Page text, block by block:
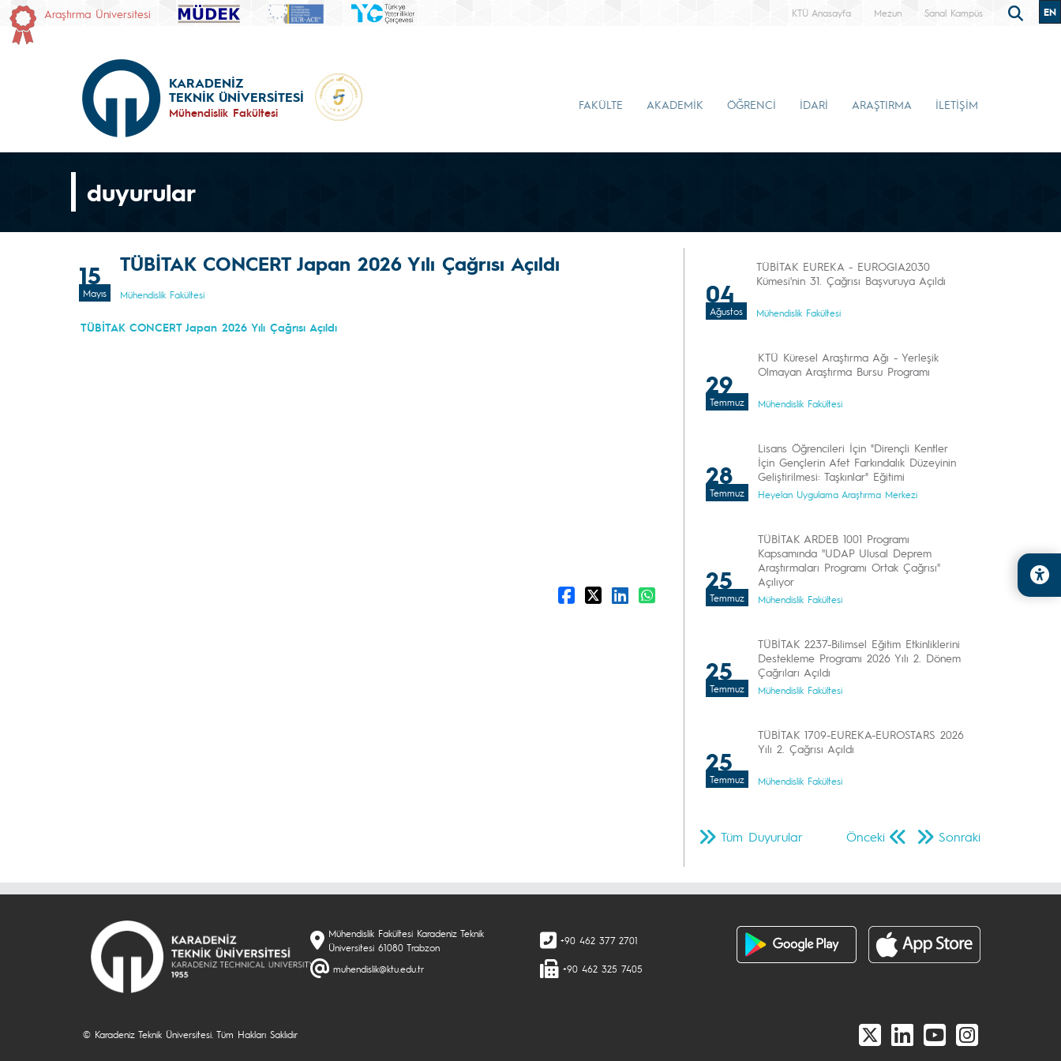
Araştırma Üniversitesi KTÜ Anasayfa Mezun Sanal Kampüs EN
KARADENİZ
TEKNİK ÜNİVERSİTESİ
Mühendislik Fakültesi
FAKÜLTE AKADEMİK ÖĞRENCİ İDARİ ARAŞTIRMA İLETİŞİM
duyurular
15
Mayıs
TÜBİTAK CONCERT Japan 2026 Yılı Çağrısı Açıldı
Mühendislik Fakültesi
TÜBİTAK CONCERT Japan 2026 Yılı Çağrısı Açıldı
04
Ağustos
TÜBİTAK EUREKA - EUROGIA2030
Kümesi'nin 31. Çağrısı Başvuruya Açıldı
Mühendislik Fakültesi
29
Temmuz
KTÜ Küresel Araştırma Ağı - Yerleşik
Olmayan Araştırma Bursu Programı
Mühendislik Fakültesi
28
Temmuz
Lisans Öğrencileri İçin "Dirençli Kentler
İçin Gençlerin Afet Farkındalık Düzeyinin
Geliştirilmesi: Taşkınlar" Eğitimi
Heyelan Uygulama Araştırma Merkezi
25
Temmuz
TÜBİTAK ARDEB 1001 Programı
Kapsamında ''UDAP Ulusal Deprem
Araştırmaları Programı Ortak Çağrısı''
Açılıyor
Mühendislik Fakültesi
25
Temmuz
TÜBİTAK 2237-Bilimsel Eğitim Etkinliklerini
Destekleme Programı 2026 Yılı 2. Dönem
Çağrıları Açıldı
Mühendislik Fakültesi
25
Temmuz
TÜBİTAK 1709-EUREKA-EUROSTARS 2026
Yılı 2. Çağrısı Açıldı
Mühendislik Fakültesi
Önceki Sonraki
Tüm Duyurular
Mühendislik Fakültesi Karadeniz Teknik
Üniversitesi 61080 Trabzon
muhendislik@ktu.edu.tr
+90 462 377 2701
+90 462 325 7405
© Karadeniz Teknik Üniversitesi. Tüm Hakları Saklıdır